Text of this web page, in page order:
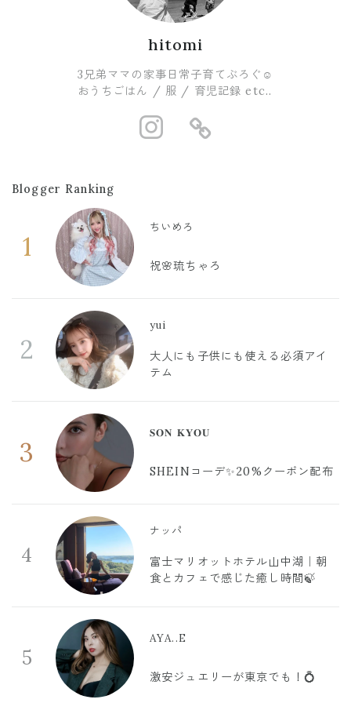
hitomi
3兄弟ママの家事日常子育てぶろぐ☺︎
おうちごはん / 服 / 育児記録 etc..
https://
Blogger Ranking
1
ちいめろ
祝🌸琉ちゃろ
2
yui
大人にも子供にも使える必須アイ
テム
3
𝐒𝐎𝐍 𝐊𝐘𝐎𝐔
SHEINコーデ✨20%クーポン配布
4
ナッパ
富士マリオットホテル山中湖｜朝
食とカフェで感じた癒し時間🍃
5
AYA..E
激安ジュエリーが東京でも！💍